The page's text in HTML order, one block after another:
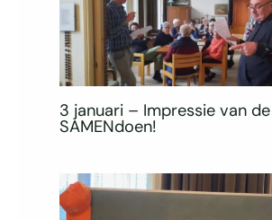
3 januari – Impressie van
SAMENdoen!